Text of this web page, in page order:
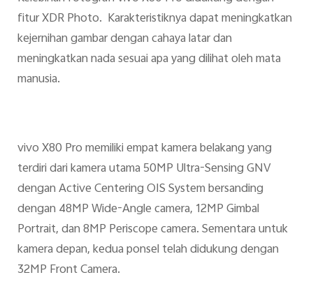
fitur XDR Photo. Karakteristiknya dapat meningkatkan
kejernihan gambar dengan cahaya latar dan
meningkatkan nada sesuai apa yang dilihat oleh mata
manusia.
vivo X80 Pro memiliki empat kamera belakang yang
terdiri dari kamera utama 50MP Ultra-Sensing GNV
dengan Active Centering OIS System bersanding
dengan 48MP Wide-Angle camera, 12MP Gimbal
Portrait, dan 8MP Periscope camera. Sementara untuk
kamera depan, kedua ponsel telah didukung dengan
32MP Front Camera.